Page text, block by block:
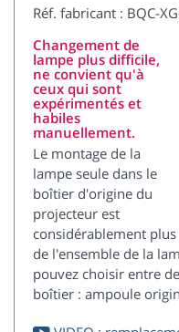
Réf. fabricant : BQC-
Changement de
lampe plus difficile,
ne convient qu'à
ceux qui sont
expérimentés et
habiles
manuellement.
Le montage de la
lampe seule dans le
boîtier d'origine du
projecteur est
considérablement
de l'ensemble de la
pouvez choisir entre
boîtier : ampoule